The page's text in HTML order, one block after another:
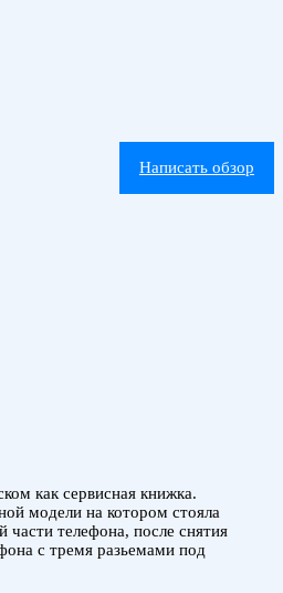
Написать обзор
как сервисная книжка.
модели на котором стояла
телефона, после снятия
с тремя разьемами под